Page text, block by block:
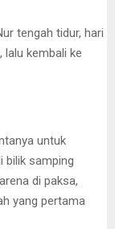
tengah tidur, hari
lalu kembali ke
untuk
bilik samping
di paksa,
yang pertama